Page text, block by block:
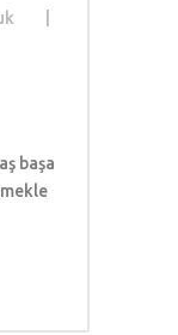
başa